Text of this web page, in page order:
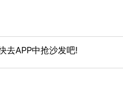
去APP中抢沙发吧!